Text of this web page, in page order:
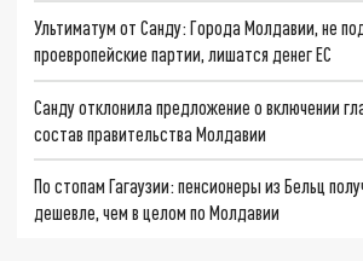
Ультиматум от Санду: Города Молдавии, не
проевропейские партии, лишатся денег ЕС
Санду отклонила предложение о включении
состав правительства Молдавии
По стопам Гагаузии: пенсионеры из Бельц
дешевле, чем в целом по Молдавии